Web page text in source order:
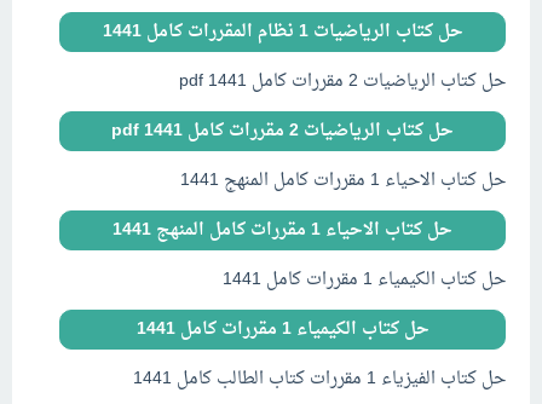
حل كتاب الرياضيات 1 نظام المقررات كامل 1441
حل كتاب الرياضيات 2 مقررات كامل 1441 pdf
حل كتاب الرياضيات 2 مقررات كامل 1441 pdf
حل كتاب الاحياء 1 مقررات كامل المنهج 1441
حل كتاب الاحياء 1 مقررات كامل المنهج 1441
حل كتاب الكيمياء 1 مقررات كامل 1441
حل كتاب الكيمياء 1 مقررات كامل 1441
حل كتاب الفيزياء 1 مقررات كتاب الطالب كامل 1441